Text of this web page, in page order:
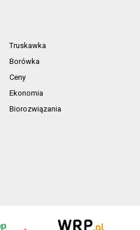
Truskawka
Borówka
Ceny
Ekonomia
Biorozwiązania